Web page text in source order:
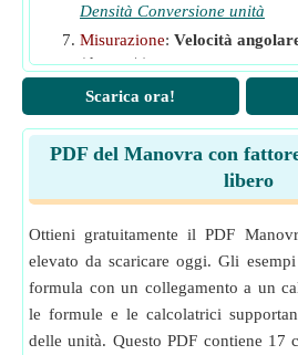
Densità Conversione unità
Misurazione: Velocità
(degree/s)
Velocità angolare Conversione
Misurazione:Forzain Newton
Forza Conversione unità
La zona Conversione unità
Velocità Conversione unità
Misurazione: Angoloin
Angolo Conversione unità
Scarica ora!
PDF del Manovra con
libero
Ottieni gratuitamente il PDF
elevato da scaricare oggi. Gli
formula con un collegamento a un
le formule e le calcolatrici
delle unità. Questo PDF contiene 17